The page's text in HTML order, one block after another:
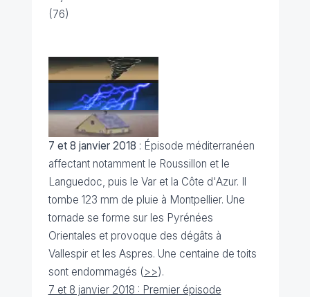
(76)
7 et 8 janvier 2018 : Épisode méditerranéen
affectant notamment le Roussillon et le
Languedoc, puis le Var et la Côte d'Azur. Il
tombe 123 mm de pluie à Montpellier. Une
tornade se forme sur les Pyrénées
Orientales et provoque des dégâts à
Vallespir et les Aspres. Une centaine de toits
sont endommagés (>>).
7 et 8 janvier 2018 : Premier épisode